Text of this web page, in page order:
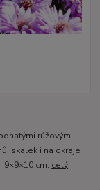
růžovými
skalek i na okraje
9×9×10 cm. celý